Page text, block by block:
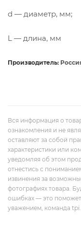
d — диаметр, мм;
L — длина, мм
Производитель:
Вся информация о
ознакомления и не
оставляют за собой
характеристики или
уведомляя об этом
отнестись с
извинения за
фотографиях товара.
ошибках — это поможет
уважением, команда